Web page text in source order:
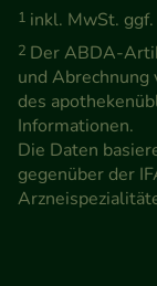
1 inkl. MwSt. ggf.
2 Der ABDA-
und
des
Informationen.
Die Daten
gegenüber der